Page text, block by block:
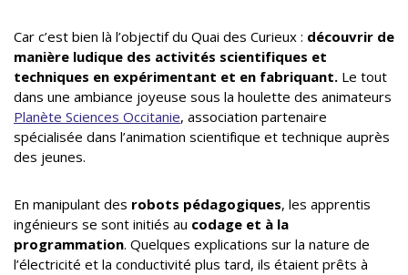
Car c’est bien là l’objectif du Quai des Curieux : découvrir de
manière ludique des activités scientifiques et
techniques en expérimentant et en fabriquant. Le tout
dans une ambiance joyeuse sous la houlette des animateurs
Planète Sciences Occitanie, association partenaire
spécialisée dans l’animation scientifique et technique auprès
des jeunes.
En manipulant des robots pédagogiques, les apprentis
ingénieurs se sont initiés au codage et à la
programmation. Quelques explications sur la nature de
l’électricité et la conductivité plus tard, ils étaient prêts à